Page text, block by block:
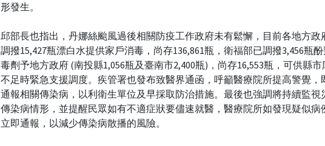
形發生。
邱部長也指出，丹娜絲颱風過後相關防疫工作政府未有鬆懈，目前各地方政
調撥15,427瓶漂白水提供家戶消毒，尚存136,861瓶，衛福部已調撥3,456瓶
毒劑予地方政府 (南投縣1,056瓶及臺南市2,400瓶)，尚存16,553瓶，可供縣市
不足時緊急支援調度。疾管署也發布致醫界通函，呼籲醫療院所提高警覺，
通報相關傳染病，以利衛生單位及早採取防治措施。最後也強調將持續監視
傳染病情形，並提醒民眾如有不適症狀要儘速就醫，醫療院所如發現疑似病
立即通報，以減少傳染病散播的風險。